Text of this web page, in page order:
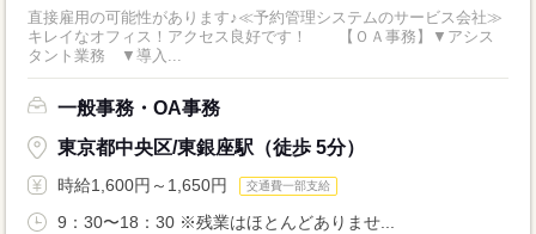
直接雇用の可能性があります♪≪予約管理システムのサービス会社≫
キレイなオフィス！アクセス良好です！ 【ＯＡ事務】▼アシス
タント業務 ▼導入...
一般事務・OA事務
東京都中央区/東銀座駅（徒歩 5分）
時給1,600円～1,650円 交通費一部支給
9：30〜18：30 ※残業はほとんどありませ...